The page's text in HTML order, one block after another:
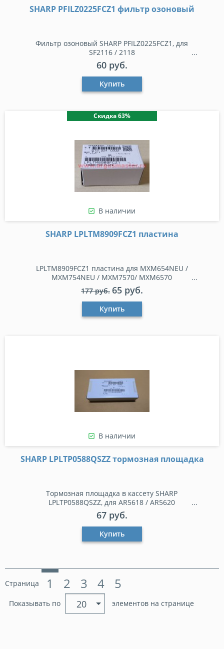
SHARP PFILZ0225FCZ1 фильтр озоновый
Фильтр озоновый SHARP PFILZ0225FCZ1, для
SF2116 / 2118
60 руб.
Купить
В наличии
Скидка 63%
SHARP LPLTM8909FCZ1 пластина
LPLTM8909FCZ1 пластина для MXM654NEU /
MXM754NEU / MXM7570/ MXM6570
177 руб. 65 руб.
Купить
В наличии
SHARP LPLTP0588QSZZ тормозная площадка
Тормозная площадка в кассету SHARP
LPLTP0588QSZZ, для AR5618 / AR5620
67 руб.
Купить
Страница 1 2 3 4 5
Показывать по 20 элементов на странице